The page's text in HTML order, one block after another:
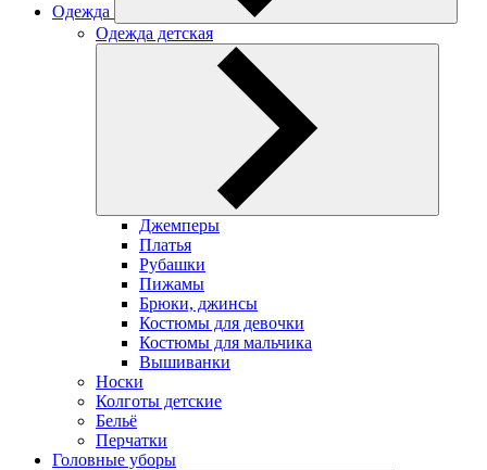
Одежда
Одежда детская
Джемперы
Платья
Рубашки
Пижамы
Брюки, джинсы
Костюмы для девочки
Костюмы для мальчика
Вышиванки
Носки
Колготы детские
Бельё
Перчатки
Головные уборы